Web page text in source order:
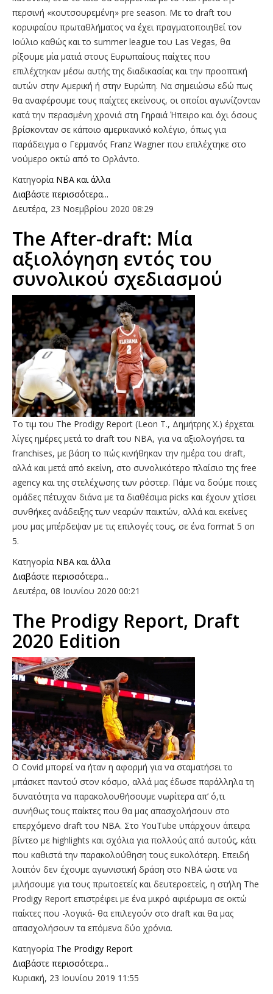
περσινή «κουτσουρεμένη» pre season. Mε το draft του
κορυφαίου πρωταθλήματος να έχει πραγματοποιηθεί τον
Ιούλιο καθώς και το summer league του Las Vegas, θα
ρίξουμε μία ματιά στους Ευρωπαίους παίχτες που
επιλέχτηκαν μέσω αυτής της διαδικασίας και την προοπτική
αυτών στην Αμερική ή στην Ευρώπη. Να σημειώσω εδώ πως
θα αναφέρουμε τους παίχτες εκείνους, οι οποίοι αγωνίζονταν
κατά την περασμένη χρονιά στη Γηραιά Ήπειρο και όχι όσους
βρίσκονταν σε κάποιο αμερικανικό κολέγιο, όπως για
παράδειγμα ο Γερμανός Franz Wagner που επιλέχτηκε στο
νούμερο οκτώ από το Ορλάντο.
Κατηγορία NBA και άλλα
Διαβάστε περισσότερα...
Δευτέρα, 23 Νοεμβρίου 2020 08:29
The After-draft: Μία
αξιολόγηση εντός του
συνολικού σχεδιασμού
Το τιμ του The Prodigy Report (Leon T., Δημήτρης Χ.) έρχεται
λίγες ημέρες μετά το draft του ΝΒΑ, για να αξιολογήσει τα
franchises, με βάση το πώς κινήθηκαν την ημέρα του draft,
αλλά και μετά από εκείνη, στο συνολικότερο πλαίσιο της free
agency και της στελέχωσης των ρόστερ. Πάμε να δούμε ποιες
ομάδες πέτυχαν διάνα με τα διαθέσιμα picks και έχουν χτίσει
συνθήκες ανάδειξης των νεαρών παικτών, αλλά και εκείνες
μου μας μπέρδεψαν με τις επιλογές τους, σε ένα format 5 on
5.
Κατηγορία NBA και άλλα
Διαβάστε περισσότερα...
Δευτέρα, 08 Ιουνίου 2020 00:21
The Prodigy Report, Draft
2020 Edition
Ο Covid μπορεί να ήταν η αφορμή για να σταματήσει το
μπάσκετ παντού στον κόσμο, αλλά μας έδωσε παράλληλα τη
δυνατότητα να παρακολουθήσουμε νωρίτερα απ’ ό,τι
συνήθως τους παίκτες που θα μας απασχολήσουν στο
επερχόμενο draft του ΝΒΑ. Στο YouTube υπάρχουν άπειρα
βίντεο με highlights και σχόλια για πολλούς από αυτούς, κάτι
που καθιστά την παρακολούθηση τους ευκολότερη. Επειδή
λοιπόν δεν έχουμε αγωνιστική δράση στο ΝΒΑ ώστε να
μιλήσουμε για τους πρωτοετείς και δευτεροετείς, η στήλη The
Prodigy Report επιστρέφει με ένα μικρό αφιέρωμα σε οκτώ
παίκτες που -λογικά- θα επιλεγούν στο draft και θα μας
απασχολήσουν τα επόμενα δύο χρόνια.
Κατηγορία The Prodigy Report
Διαβάστε περισσότερα...
Κυριακή, 23 Ιουνίου 2019 11:55